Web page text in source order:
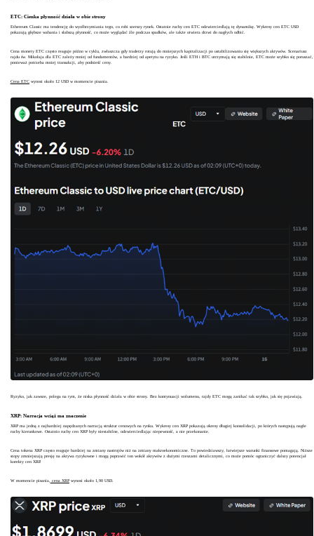
ETC: Cienka płynność działa w obie strony
Ethereum Classic ma tendencję do wyolbrzymiania tego, co robi szerszy rynek. Ostatnie ruchy cen ETC odzwierciedlają tę dynamikę. Wykresy cen ETC USD
pokazują głębsze wahania i słabszą płynność, co może wyglądać źle podczas spadków, ale także otwiera drzwi do nagłych odbić.
Cena monety ETC często reaguje późno w cyklu, zwłaszcza gdy traderzy rotują do mniejszych kapitalizacji po ustabilizowaniu się większych aktywów. Scenariusz
rajdu św. Mikołaja dla ETC zależy mniej od fundamentów, a bardziej od apetytu na ryzyko. Jeśli ETH i BTC utrzymają się stabilnie, ETC może szybko się poruszać,
ponieważ potrzeba mniej transakcji, aby podnieść ceny.
Cena ETCwynosi około 12 USD w momencie pisania.
Ryzyko, jak zawsze, polega na tym, że niska płynność działa w obie strony. Bez kontynuacji wolumenu, rajdy ETC mogą zanikać tak szybko, jak się pojawiają.
XRP: Narracja wciąż ma znaczenie
XRP ma jedną z najbardziej napędzanych narracją struktur cenowych na rynku. Wykresy cen XRP pokazują okresy długiej konsolidacji, po których następują nagłe
ruchy kierunkowe. Ostatnio ruchy cen XRP były niestabilne, odzwierciedlając niepewność, a nie przekonanie.
Cena tokena XRP często reaguje bardziej na zmiany nastrojów niż na zmiany makroekonomiczne. To powiedziawszy, łatwiejsze warunki finansowe pomagają. Niższe
stopy zmniejszają presję na aktywa ryzykowne i mogą poprawić ton wokół aktywów z dużymi rzeszami detalicznymi, co może pomóc ograniczyć dalszy potencjał
korekty cen XRP.
W momencie pisania, cena XRPwynosi około 1,90 USD.